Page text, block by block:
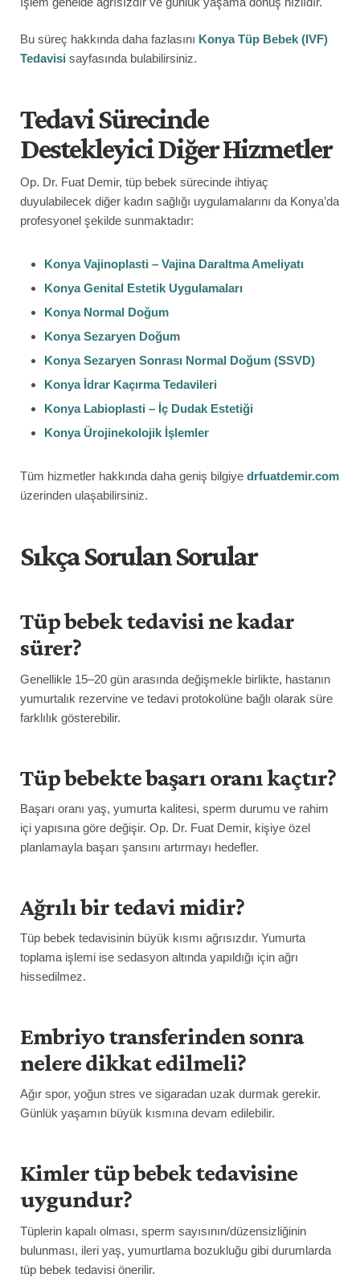
Bu süreç hakkında daha fazlasını Konya Tüp Bebek (IVF)
Tedavisi sayfasında bulabilirsiniz.
Tedavi Sürecinde
Destekleyici Diğer Hizmetler
Op. Dr. Fuat Demir, tüp bebek sürecinde ihtiyaç
duyulabilecek diğer kadın sağlığı uygulamalarını da Konya’da
profesyonel şekilde sunmaktadır:
Konya Vajinoplasti – Vajina Daraltma Ameliyatı
Konya Genital Estetik Uygulamaları
Konya Normal Doğum
Konya Sezaryen Doğum
Konya Sezaryen Sonrası Normal Doğum (SSVD)
Konya İdrar Kaçırma Tedavileri
Konya Labioplasti – İç Dudak Estetiği
Konya Ürojinekolojik İşlemler
Tüm hizmetler hakkında daha geniş bilgiye drfuatdemir.com
üzerinden ulaşabilirsiniz.
Sıkça Sorulan Sorular
Tüp bebek tedavisi ne kadar
sürer?
Genellikle 15–20 gün arasında değişmekle birlikte, hastanın
yumurtalık rezervine ve tedavi protokolüne bağlı olarak süre
farklılık gösterebilir.
Tüp bebekte başarı oranı kaçtır?
Başarı oranı yaş, yumurta kalitesi, sperm durumu ve rahim
içi yapısına göre değişir. Op. Dr. Fuat Demir, kişiye özel
planlamayla başarı şansını artırmayı hedefler.
Ağrılı bir tedavi midir?
Tüp bebek tedavisinin büyük kısmı ağrısızdır. Yumurta
toplama işlemi ise sedasyon altında yapıldığı için ağrı
hissedilmez.
Embriyo transferinden sonra
nelere dikkat edilmeli?
Ağır spor, yoğun stres ve sigaradan uzak durmak gerekir.
Günlük yaşamın büyük kısmına devam edilebilir.
Kimler tüp bebek tedavisine
uygundur?
Tüplerin kapalı olması, sperm sayısının/düzensizliğinin
bulunması, ileri yaş, yumurtlama bozukluğu gibi durumlarda
tüp bebek tedavisi önerilir.